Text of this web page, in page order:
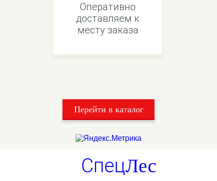
Оперативно
доставляем к
месту заказа
Перейти в каталог
СпецЛес